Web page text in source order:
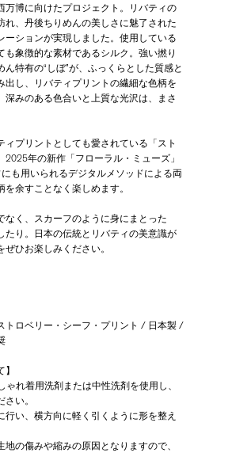
万博に向けたプロジェクト。リバティの
れ、丹後ちりめんの美しさに魅了された
ーションが実現しました。使用している
も象徴的な素材であるシルク。強い撚り
特有の“しぼ”が、ふっくらとした質感と
出し、リバティプリントの繊細な色柄を
深みのある色合いと上質な光沢は、まさ
ィプリントとしても愛されている「スト
2025年の新作「フローラル・ミューズ」
も用いられるデジタルメソッドによる両
余すことなく楽しめます。
なく、スカーフのように身にまとった
たり。日本の伝統とリバティの美意識が
ひお楽しみください。
トロベリー・シーフ・プリント / 日本製 /
れ着用洗剤または中性洗剤を使用し、
い。
行い、横方向に軽く引くように形を整え
地の傷みや縮みの原因となりますので、